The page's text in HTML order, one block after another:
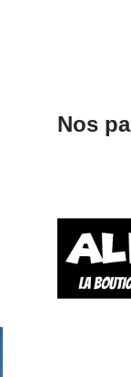
Nos